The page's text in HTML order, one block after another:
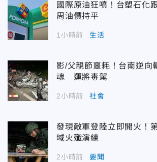
國際原油狂噴！台塑石化
周油價持平
1小時前 生活
影/父親節噩耗！台南逆向
魂 運將毒駕
2小時前 社會
發現敵軍登陸立即開火！
域火殲演練
2小時前 要聞